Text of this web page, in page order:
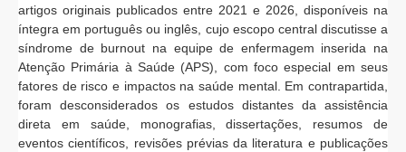
artigos originais publicados entre 2021 e 2026, disponíveis na
íntegra em português ou inglês, cujo escopo central discutisse a
síndrome de burnout na equipe de enfermagem inserida na
Atenção Primária à Saúde (APS), com foco especial em seus
fatores de risco e impactos na saúde mental. Em contrapartida,
foram desconsiderados os estudos distantes da assistência
direta em saúde, monografias, dissertações, resumos de
eventos científicos, revisões prévias da literatura e publicações